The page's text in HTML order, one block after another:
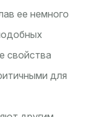
ее немного
свойства
для